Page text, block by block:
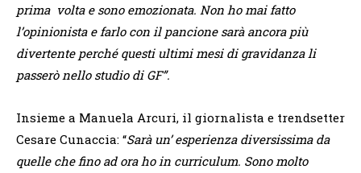
prima volta e sono emozionata. Non ho mai fatto
l’opinionista e farlo con il pancione sarà ancora più
divertente perché questi ultimi mesi di gravidanza li
passerò nello studio di GF”.
Insieme a Manuela Arcuri, il giornalista e trendsetter
Cesare Cunaccia: “Sarà un’ esperienza diversissima da
quelle che fino ad ora ho in curriculum. Sono molto